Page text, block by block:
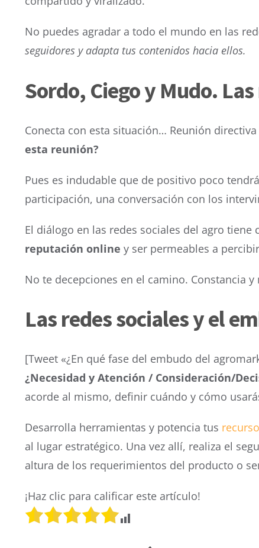
No puedes agradar a todo el mundo en las
seguidores y adapta tus contenidos hacia ellos.
Sordo, Ciego y Mudo.
Conecta con esta situación… Reunión
esta reunión?
Pues es indudable que de positivo poco
participación, una conversación con los
El diálogo en las redes sociales del agro
reputación online y ser permeables a
No te decepciones en el camino. Constancia
Las redes sociales y el
[Tweet «¿En qué fase del embudo del
¿Necesidad y Atención / Consideración/
acorde al mismo, definir cuándo y cómo
Desarrolla herramientas y potencia tus
al lugar estratégico. Una vez allí, realiza el
altura de los requerimientos del producto o
¡Haz clic para calificar este artículo!